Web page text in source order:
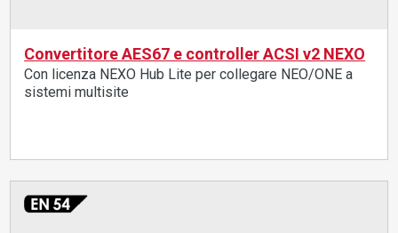
Convertitore AES67 e controller ACSI v2 NEXO
Con licenza NEXO Hub Lite per collegare NEO/ONE a
sistemi multisite